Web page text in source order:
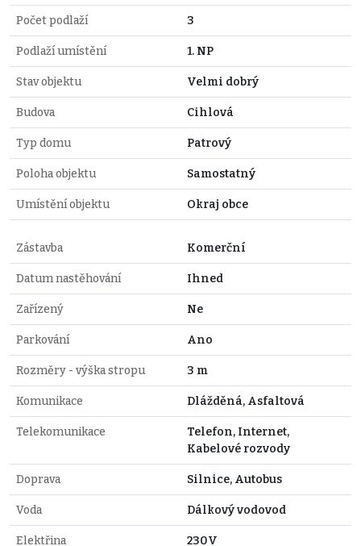
Počet podlaží 3
Podlaží umístění 1. NP
Stav objektu Velmi dobrý
Budova Cihlová
Typ domu Patrový
Poloha objektu Samostatný
Umístění objektu Okraj obce
Zástavba Komerční
Datum nastěhování Ihned
Zařízený Ne
Parkování Ano
Rozměry - výška stropu 3 m
Komunikace Dlážděná, Asfaltová
Telekomunikace
Telefon, Internet,
Kabelové rozvody
Doprava Silnice, Autobus
Voda Dálkový vodovod
Elektřina 230V